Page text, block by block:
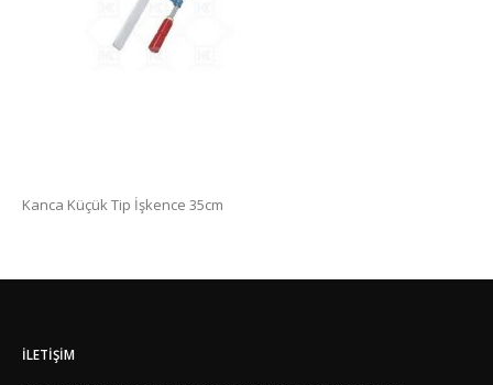
Kanca Küçük Tip İşkence 35cm
İLETIŞIM